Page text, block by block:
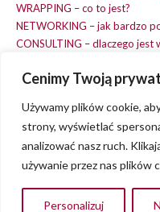
Cenimy Twoją
Używamy plików cookie,
strony, wyświetlać
analizować nasz ruch.
używanie przez nas plików
Personalizuj
WRAPPING – co to jest?
NETWORKING – jak bardzo
CONSULTING – dlaczego jest
EARNING – jak zarobić na